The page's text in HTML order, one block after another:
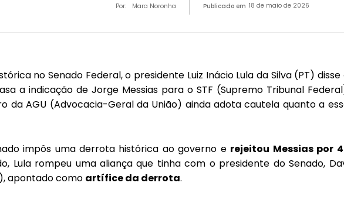
Por: Mara Noronha Publicado em 18 de maio de 2026
no Senado Federal, o presidente Luiz Inácio Lula da Silva (PT) disse
a indicação de Jorge Messias para o STF (Supremo Tribunal
da AGU (Advocacia-Geral da União) ainda adota cautela quanto a
impôs uma derrota histórica ao governo e rejeitou Messias por
Lula rompeu uma aliança que tinha com o presidente do Senado,
apontado como artífice da derrota.